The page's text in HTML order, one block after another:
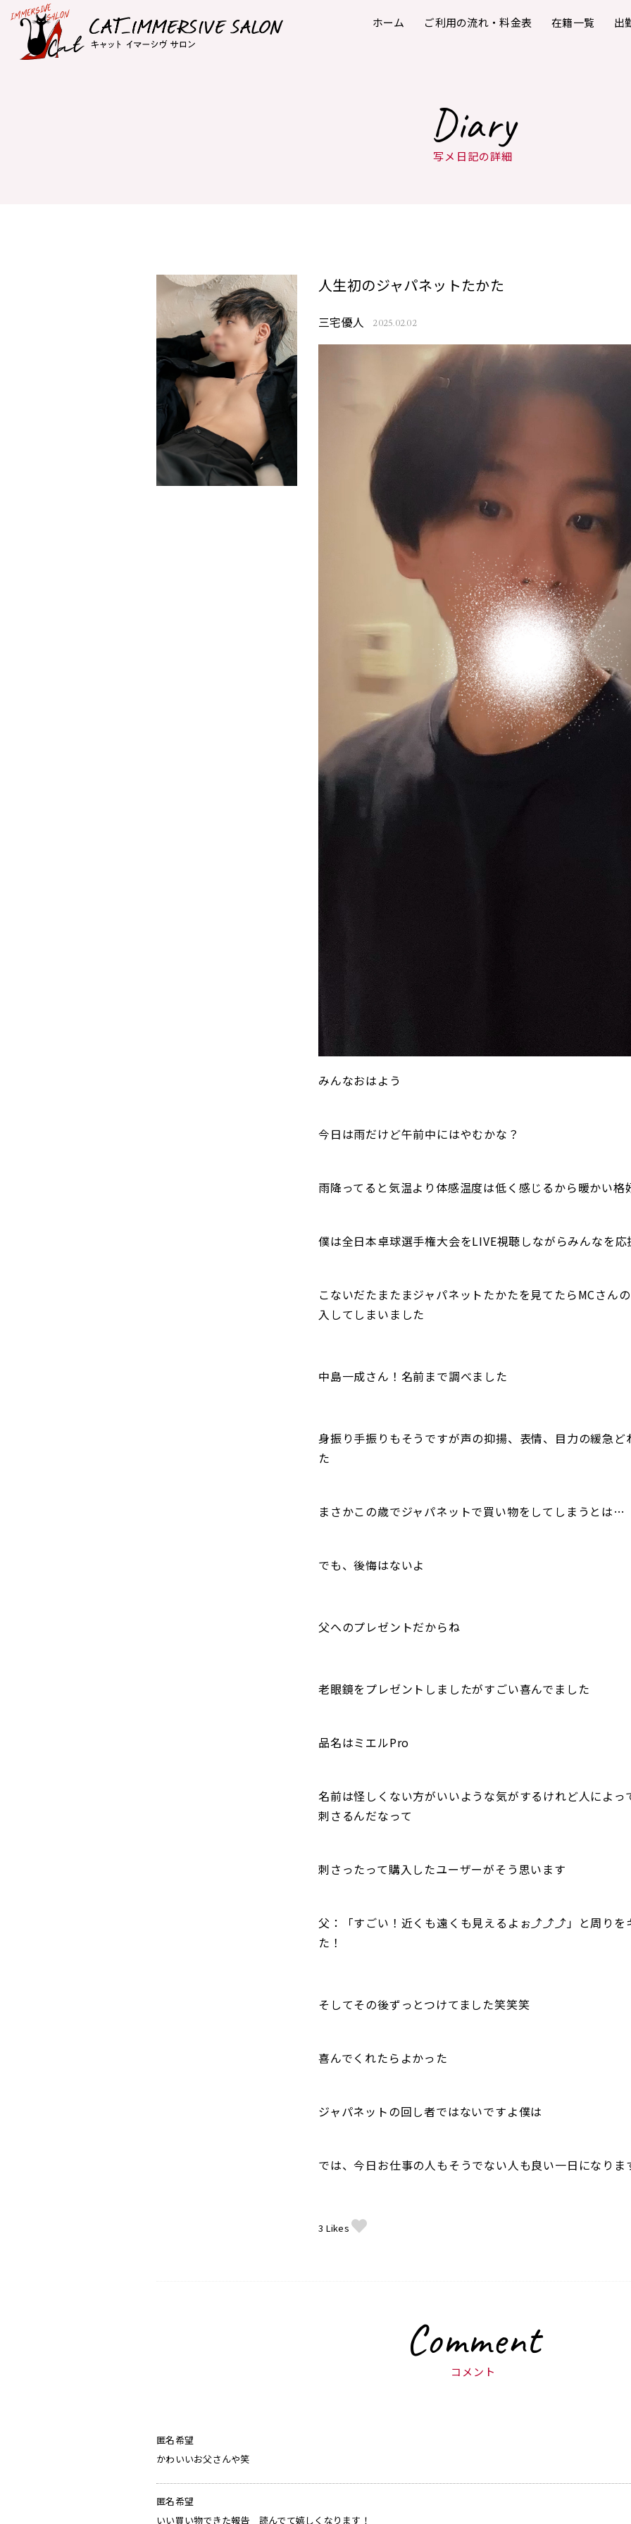
ホーム ご利用の流れ・料金表 在籍一覧 出
Diary
写メ日記の詳細
人生初のジャパネットたかた
三宅優人 2025.02.02
みんなおはよう
今日は雨だけど午前中にはやむかな？
雨降ってると気温より体感温度は低く感じるから暖かい格
僕は全日本卓球選手権大会をLIVE視聴しながらみんなを応
こないだたまたまジャパネットたかたを見てたらMCさん
入してしまいました
中島一成さん！名前まで調べました
身振り手振りもそうですが声の抑揚、表情、目力の緩急
た
まさかこの歳でジャパネットで買い物をしてしまうとは…
でも、後悔はないよ
父へのプレゼントだからね
老眼鏡をプレゼントしましたがすごい喜んでました
品名はミエルPro
名前は怪しくない方がいいような気がするけれど人によ
刺さるんだなって
刺さったって購入したユーザーがそう思います
父：「すごい！近くも遠くも見えるよぉ⤴︎⤴︎⤴︎」と周りを
た！
そしてその後ずっとつけてました笑笑笑
喜んでくれたらよかった
ジャパネットの回し者ではないですよ僕は
では、今日お仕事の人もそうでない人も良い一日になりま
3 Likes
Comment
コメント
匿名希望
かわいいお父さんや笑
匿名希望
いい買い物できた報告 読んでて嬉しくなります！